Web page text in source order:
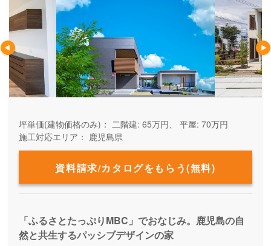
坪単価(建物価格のみ)： 二階建: 65万円、 平屋: 70万円
施工対応エリア： 鹿児島県
資料請求/カタログをもらう(無料)
「ふるさとたっぷりMBC」でおなじみ。鹿児島の自
然と共生するパッシブデザインの家